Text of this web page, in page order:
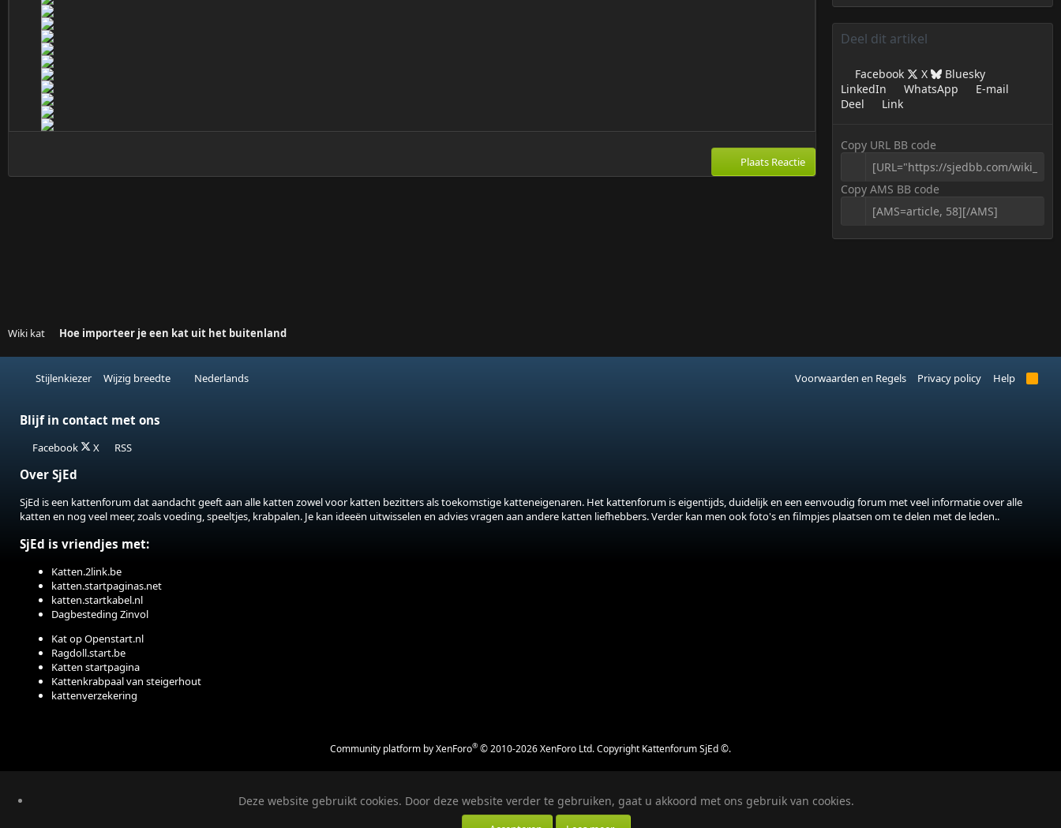
Plaats Reactie
Deel dit artikel
Facebook X
Bluesky
LinkedIn
WhatsApp
E-mail
Deel
Link
Copy URL BB code
Copy AMS BB code
Wiki kat Hoe importeer je een kat uit het buitenland
Stijlenkiezer Wijzig breedte Nederlands Voorwaarden en Regels Privacy policy Help
R
Blijf in contact met ons
Facebook X RSS
Over SjEd
SjEd is een kattenforum dat aandacht geeft aan alle katten zowel voor katten bezitters als toekomstige katteneigenaren. Het kattenforum is eigentijds, duidelijk en een eenvoudig forum met veel informatie over alle
katten en nog veel meer, zoals voeding, speeltjes, krabpalen. Je kan ideeën uitwisselen en advies vragen aan andere katten liefhebbers. Verder kan men ook foto's en filmpjes plaatsen om te delen met de leden..
SjEd is vriendjes met:
Katten.2link.be
katten.startpaginas.net
katten.startkabel.nl
Dagbesteding Zinvol
Kat op Openstart.nl
Ragdoll.start.be
Katten startpagina
Kattenkrabpaal van steigerhout
kattenverzekering
Community platform by XenForo® © 2010-2026 XenForo Ltd.Copyright Kattenforum SjEd ©.
Deze website gebruikt cookies. Door deze website verder te gebruiken, gaat u akkoord met ons gebruik van cookies.